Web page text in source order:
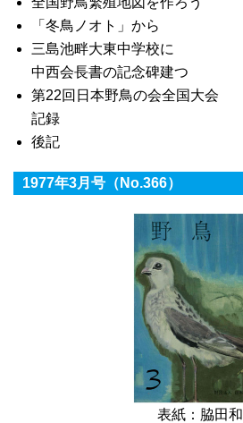
「冬鳥ノオト」から
三島池畔大東中学校に
中西会長書の記念碑建つ
第22回日本野鳥の会全国大会
記録
後記
1977年3月号（No.366）
表紙：脇田和